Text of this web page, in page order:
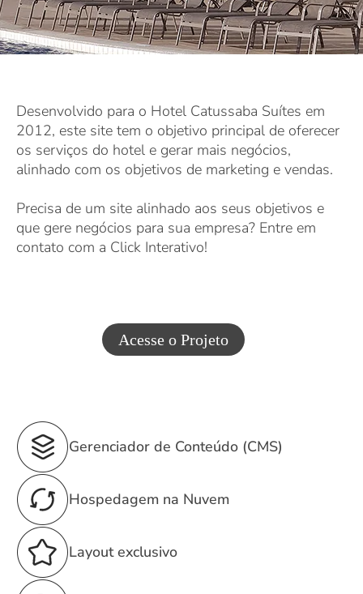
Desenvolvido para o Hotel Catussaba Suítes em
2012, este site tem o objetivo principal de oferecer
os serviços do hotel e gerar mais negócios,
alinhado com os objetivos de marketing e vendas.
Precisa de um site alinhado aos seus objetivos e
que gere negócios para sua empresa? Entre em
contato com a Click Interativo!
Acesse o Projeto
Gerenciador de Conteúdo (CMS)
Hospedagem na Nuvem
Layout exclusivo